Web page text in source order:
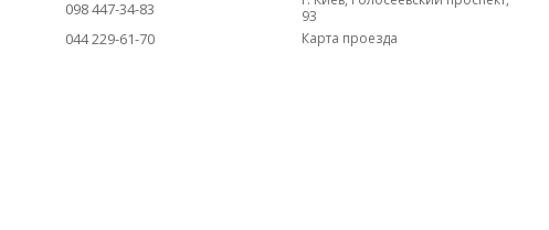
098 447-34-83
044 229-61-70
93
Карта проезда